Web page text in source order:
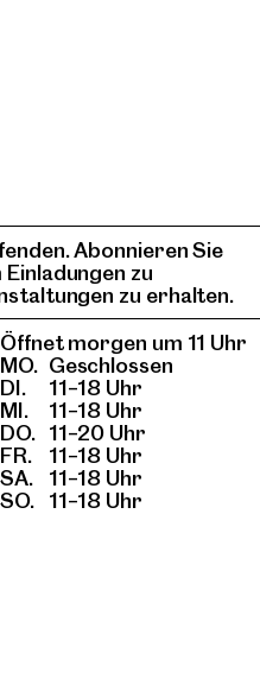
Öffnet morgen um 11 Uhr
MO. Geschlossen
DI.
11–18 Uhr
MI.
11–18 Uhr
DO. 11–20 Uhr
FR.
11–18 Uhr
SA.
11–18 Uhr
SO.
11–18 Uhr
Abonnieren Sie
zu
zu erhalten.